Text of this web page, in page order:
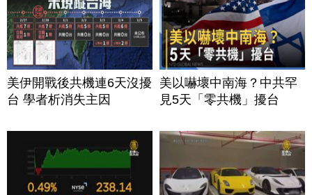
美伊開戰後共機連6天沒擾
台 學者析消失主因
美以嚇壞中南海？中共罕
見5天「零共機」擾台